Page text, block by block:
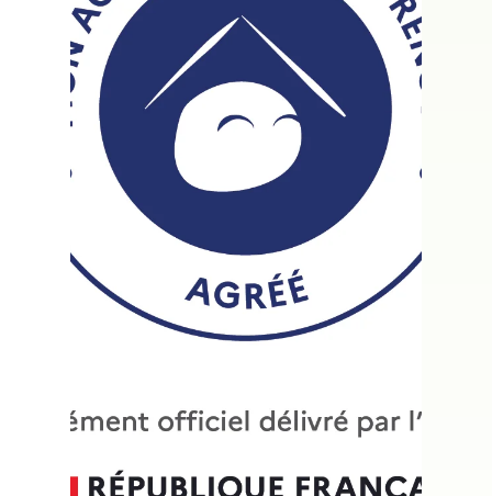
Simulateur de Rénovation
Augmenté, DPE, Audit,
Ademe, génération de
scénarios de travaux -
Primes et Aides : accès libre
- Gratuit
Découvrez notre simulateur de rénovation
énergétique intelligent : estimez
immédiatement votre DPE, vos aides de
l’État (ANAH, MaPrimeRénov’